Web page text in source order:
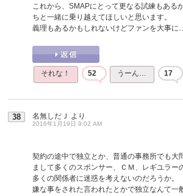
これから、SMAPにとって更なる試練もある
ちと一緒に乗り越えてほしいと思います。
義理もあるかもしれないけどファンを大事に
それな！ 52 うーん… 17
38 名無しだＪ より
2016年1月19日 9:02 AM
契約の途中で独立とか、普通の事務所でも大
まして多くのスポンサー、ＣＭ、レギユラー
多くの関係者に迷惑を考えないのだろうか。
嫌な事をされた言われたとかで独立なんて一